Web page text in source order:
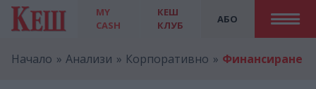
MY
CASH
АБО
КЕШ
КЛУБ
Начало Анализи Корпоративно Финансиране